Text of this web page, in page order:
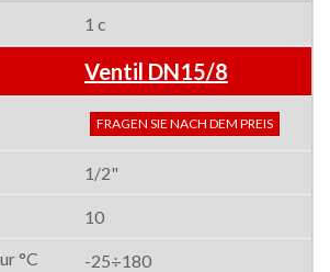
1 c
Ventil DN15/8
FRAGEN SIE NACH DEM PREIS
1/2"
10
-25÷180